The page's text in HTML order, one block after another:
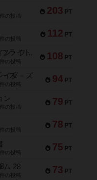
203 PT
の投稿
112 PT
の投稿
108 PT
ファースト・イン・フライト
の投稿
94 PT
イダ－ズ
の投稿
79 PT
ン
の投稿
78 PT
の投稿
75 PT
の投稿
73 PT
ム 28
の投稿